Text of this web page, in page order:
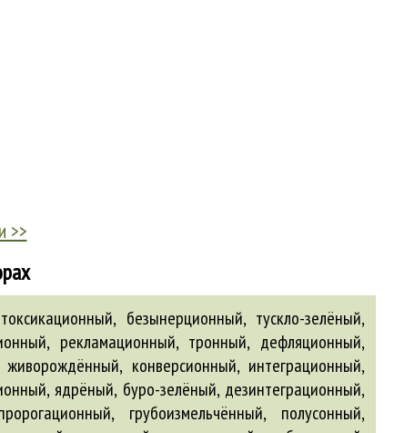
>>
микроэлектронный, теплоизоляционный, претензионный, кретонный, странгуляционный, кордонный, слепорождённый, коннотационный, бадминтонный, муссонный, бубонный, вивисекционный, дисперсно-упрочнённый, легкобетонный, эдиционный, колонный, павильонный, радиокарбонный, денацификационный, особоодарённый, фотопроекционный, аккумуляционный, потогонный, релаксационный, буффонный, варёно-копчёный, боронный, копённый, инкарнационный, нормализационный, преклонный, облигационный, музыкально одарённый, целотонный, ревизионный, инсуррекционный, пунктуационный, хитросплетённый, термоэмиссионный, постинфекционный, нейронный, предлицензионный, полимеризационный, легковооружённый, недискриминационный, гидроэкструзионный, популяционный, секуляризационный, предсезонный, межреволюционный, зонный, эволюционный, пароконный, бетатронный, аллитерационный, дискриминационный, магнитофонный, пригумённый, басонный, полусуконный, мобилизационный, нижеприведённый, прокламационный, стекловолоконный, прецессионный, таксационный, предыконный, балконный, амортизационный, порайонный, аэропонный, предварительно напряжённый, трёхсторонний, малоосведомлённый, баллонный, синхрофазоциклотронный, коммуникационный, кооптационный, милиционный, торсионный, биолокационный, лонный, правосторонний, жёлто-зелёный, зазвонный, равноимённый, конгрегационный, фотоэлектронный, дефлорационный, густонаселённый, циклотронный, инволюционный, идентификационный, картонный, двухпозиционный, свободнорождённый, ротационный, сложносочинённый, свежеиспечённый, плантационный, умоисступлённый, одеколонный, кинопроекционный, пенобетонный, надоконный, грубосуконный, беспатронный, антиинфляционный, обсессионный, котонный, ионизационный, амальгамационный, позиционный, инаугурационный, копчёно-запечённый, барионный, неравномерно распределённый, редукционный, бледно-зелёный, поляронный, асбестотеплоизоляционный, рестрикционный, диахронный, нагумённый, гипсошлакобетонный, нововведённый, публикационный, номинационный, реорганизационный, сцинтилляционный, фронтонный, антивибрационный, фидуционный, пансионный, бромзамещённый, неподтверждённый, грубодроблёный, репульсионный, телефонный, батальонный, бледнотонный, инвентаризационный, конфискационный, диверсионный, четырёхсторонний, умоповреждённый, организационный, лосьонный, кремационный, неутолённый, реинтеграционный, деревоклеёный, плазмотронный, калькуляционный, рулонный, шампиньонный, оленегонный, колонизационный, погонный, погонный мелиорационный, законнорождённый, неискоренённый, кардамонный, широкодиапазонный, аллюзионный, мелкодонный, полиатлонный, компрессионный, гибридизационный, железобетонный, диффамационный, обструкционный, экзальтационный, вегетационный, акцессионный, слабопересечённый, лейб-эскадронный, нострификационный, газобетонный, ядовито-зелёный, оборонный, безымённый, высокооснащённый, жаргонный, реновационный, обоюдосторонний, дифракционный, инфекционный, фельетонный, последовательно включённый, оккупационный, виндикационный, апперцепционный, червонный, мертворождённый, деревобетонный, обсервационный, предоперационный, гидроавиационный, демонстрационный, самоотрешённый, разгонный, инфляционный, демикотонный, ветрогонный, сизо-зелёный, преференционный